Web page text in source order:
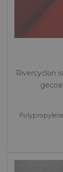
Rivercyclon